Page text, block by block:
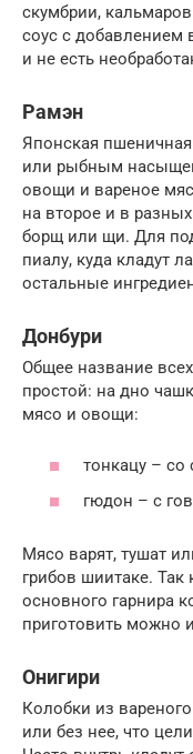
скумбрии,
соус с добавлением
и не есть
Рамэн
Японская
или рыбным
овощи и вареное
на второе и в
борщ или щи. Для
пиалу, куда кладут
остальные
Донбури
Общее название
простой: на дно
мясо и овощи:
тонкацу – со
гюдон – с
Мясо варят, тушат
грибов шиитаке. Так
основного гарнира
приготовить можно
Онигири
Колобки из
или без нее, что